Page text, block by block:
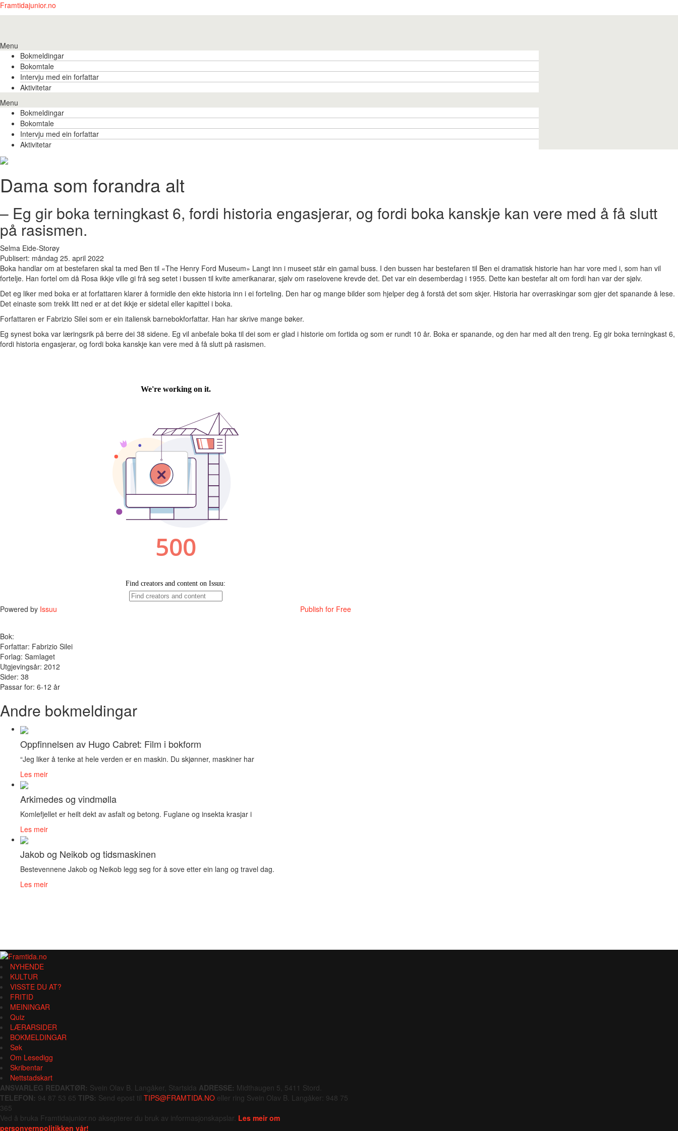
Framtidajunior.no
Menu
Bokmeldingar
Bokomtale
Intervju med ein forfattar
Aktivitetar
Menu
Bokmeldingar
Bokomtale
Intervju med ein forfattar
Aktivitetar
Dama som forandra alt
– Eg gir boka terningkast 6, fordi historia engasjerar, og fordi boka kanskje kan vere med å få slutt
på rasismen.
Selma Eide-Storøy
Publisert: måndag 25. april 2022
Boka handlar om at bestefaren skal ta med Ben til «The Henry Ford Museum» Langt inn i museet står ein gamal buss. I den bussen har bestefaren til Ben ei dramatisk historie han har vore med i, som han vil
fortelje. Han fortel om då Rosa ikkje ville gi frå seg setet i bussen til kvite amerikanarar, sjølv om raselovene krevde det. Det var ein desemberdag i 1955. Dette kan bestefar alt om fordi han var der sjølv.
Det eg liker med boka er at forfattaren klarer å formidle den ekte historia inn i ei forteling. Den har og mange bilder som hjelper deg å forstå det som skjer. Historia har overraskingar som gjer det spanande å lese.
Det einaste som trekk litt ned er at det ikkje er sidetal eller kapittel i boka.
Forfattaren er Fabrizio Silei som er ein italiensk barnebokforfattar. Han har skrive mange bøker.
Eg synest boka var læringsrik på berre dei 38 sidene. Eg vil anbefale boka til dei som er glad i historie om fortida og som er rundt 10 år. Boka er spanande, og den har med alt den treng. Eg gir boka terningkast 6,
fordi historia engasjerar, og fordi boka kanskje kan vere med å få slutt på rasismen.
Powered by Issuu Publish for Free
Bok:
Forfattar: Fabrizio Silei
Forlag: Samlaget
Utgjevingsår: 2012
Sider: 38
Passar for: 6-12 år
Andre bokmeldingar
Oppfinnelsen av Hugo Cabret: Film i bokform
“Jeg liker å tenke at hele verden er en maskin. Du skjønner, maskiner har
Les meir
Arkimedes og vindmølla
Komlefjellet er heilt dekt av asfalt og betong. Fuglane og insekta krasjar i
Les meir
Jakob og Neikob og tidsmaskinen
Bestevennene Jakob og Neikob legg seg for å sove etter ein lang og travel dag.
Les meir
NYHENDE
KULTUR
VISSTE DU AT?
FRITID
MEININGAR
Quiz
LÆRARSIDER
BOKMELDINGAR
Søk
Om Lesedigg
Skribentar
Nettstadskart
ANSVARLEG REDAKTØR: Svein Olav B. Langåker, Startsida ADRESSE: Midthaugen 5, 5411 Stord.
TELEFON: 94 87 53 65 TIPS: Send epost til TIPS@FRAMTIDA.NO eller ring Svein Olav B. Langåker: 948 75
365
Ved å bruka Framtidajunior.no aksepterer du bruk av informasjonskapslar. Les meir om
personvernpolitikken vår!